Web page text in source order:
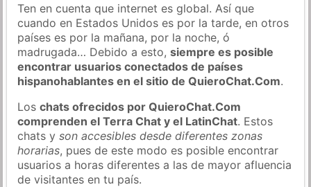
Ten en cuenta que internet es global. Así que
cuando en Estados Unidos es por la tarde, en otros
países es por la mañana, por la noche, ó
madrugada… Debido a esto,siempre es posible
encontrar usuarios conectados de países
hispanohablantes en el sitio de QuieroChat.Com.
Loschats ofrecidos por QuieroChat.Com
comprenden el Terra Chat y el LatinChat. Estos
chats yson accesibles desde diferentes zonas
horarias, pues de este modo es posible encontrar
usuarios a horas diferentes a las de mayor afluencia
de visitantes en tu país.